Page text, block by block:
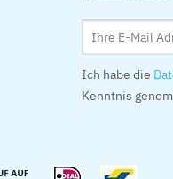
Ich habe die
Kenntnis